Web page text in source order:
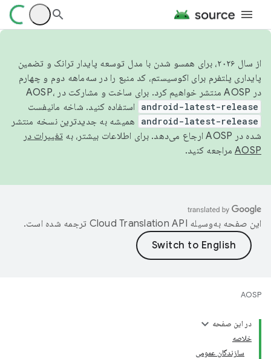
از سال ۲۰۲۶، برای همسو شدن با مدل توسعه پایدار ترانک و تضمین
پایداری پلتفرم برای اکوسیستم، کد منبع را در سه‌ماهه دوم و چهارم
در AOSP منتشر خواهیم کرد. برای ساخت و مشارکت در AOSP،
android-latest-release استفاده کنید. شاخه مانیفست
android-latest-release
همیشه به جدیدترین نسخه منتشر
شده در AOSP ارجاع می‌دهد. برای اطلاعات بیشتر، به
تغییرات در
AOSP مراجعه کنید.
این صفحه به‌وسیله ترجمه شده است.
AOSP
در این صفحه
خلاصه
سازندگان عمومی